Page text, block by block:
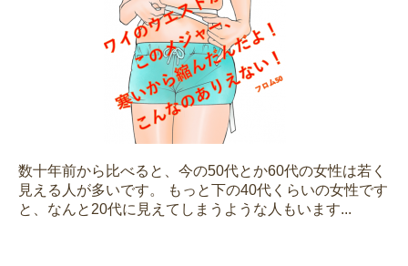
数十年前から比べると、今の50代とか60代の女性は若く
見える人が多いです。 もっと下の40代くらいの女性です
と、なんと20代に見えてしまうような人もいます...